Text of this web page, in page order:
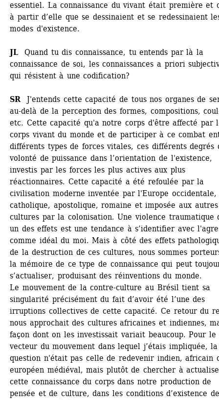
essentiel. La connaissance du vivant était première et
à partir d’elle que se dessinaient et se redessinaient
modes d'existence.
JL
Quand tu dis connaissance, tu entends par là la
connaissance de soi, les connaissances a priori
qui résistent à une codification?
SR J'entends cette capacité de tous nos organes de
au-delà de la perception des formes, compositions,
etc. Cette capacité qu'a notre corps d'être affecté par
corps vivant du monde et de participer à ce combat
différents types de forces vitales, ces différents degrés
volonté de puissance dans l’orientation de l'existence,
investis par les forces les plus actives aux plus
réactionnaires. Cette capacité a été refoulée par la
civilisation moderne inventée par l'Europe occidentale,
catholique, apostolique, romaine et imposée aux autres
cultures par la colonisation. Une violence traumatique
un des effets est une tendance à s’identifier avec
comme idéal du moi. Mais à côté des effets
de la destruction de ces cultures, nous sommes
la mémoire de ce type de connaissance qui peut
s’actualiser, produisant des réinventions du monde.
Le mouvement de la contre-culture au Brésil tient sa
singularité précisément du fait d’avoir été l’une des
irruptions collectives de cette capacité. Ce retour du
nous approchait des cultures africaines et indiennes,
façon dont on les investissait variait beaucoup. Pour le
vecteur du mouvement dans lequel j’étais impliquée, la
question n'était pas celle de redevenir indien, africain
européen médiéval, mais plutôt de chercher à
cette connaissance du corps dans notre production de
pensée et de culture, dans les conditions d’existence